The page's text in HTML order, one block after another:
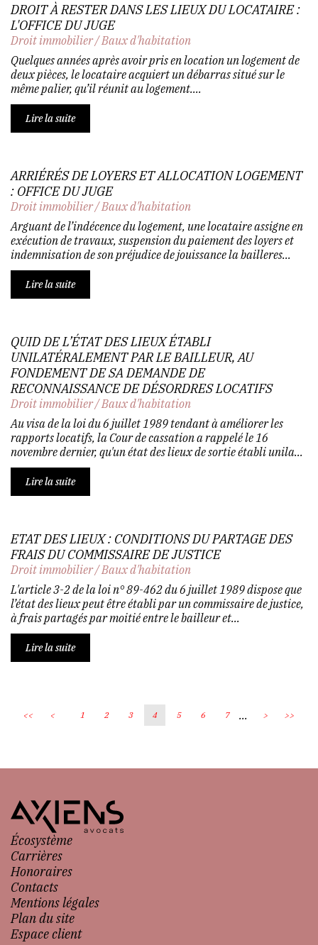
DROIT À RESTER DANS LES LIEUX DU LOCATAIRE :
L'OFFICE DU JUGE
Droit immobilier/Baux d'habitation
Quelques années après avoir pris en location un logement de
deux pièces, le locataire acquiert un débarras situé sur le
même palier, qu’il réunit au logement....
Lire la suite
ARRIÉRÉS DE LOYERS ET ALLOCATION LOGEMENT
: OFFICE DU JUGE
Droit immobilier/Baux d'habitation
Arguant de l’indécence du logement, une locataire assigne en
exécution de travaux, suspension du paiement des loyers et
indemnisation de son préjudice de jouissance la bailleres...
Lire la suite
QUID DE L’ÉTAT DES LIEUX ÉTABLI
UNILATÉRALEMENT PAR LE BAILLEUR, AU
FONDEMENT DE SA DEMANDE DE
RECONNAISSANCE DE DÉSORDRES LOCATIFS
Droit immobilier/Baux d'habitation
Au visa de la loi du 6 juillet 1989 tendant à améliorer les
rapports locatifs, la Cour de cassation a rappelé le 16
novembre dernier, qu'un état des lieux de sortie établi unila...
Lire la suite
ETAT DES LIEUX : CONDITIONS DU PARTAGE DES
FRAIS DU COMMISSAIRE DE JUSTICE
Droit immobilier/Baux d'habitation
L'article 3-2 de la loi n° 89-462 du 6 juillet 1989 dispose que
l’état des lieux peut être établi par un commissaire de justice,
à frais partagés par moitié entre le bailleur et...
Lire la suite
<< < 1 2 3 4 5 6 7 ... > >>
Écosystème
Carrières
Honoraires
Contacts
Mentions légales
Plan du site
Espace client